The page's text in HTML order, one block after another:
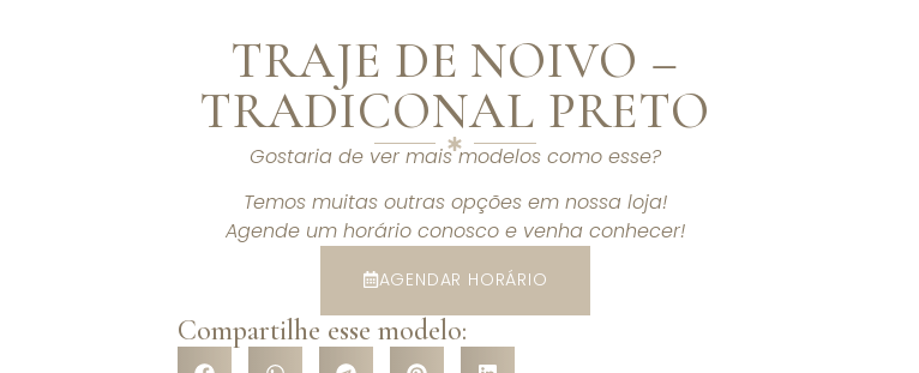
TRAJE DE NOIVO –
TRADICONAL PRETO
Gostaria de ver mais modelos como esse?
Temos muitas outras opções em nossa loja!
Agende um horário conosco e venha conhecer!
AGENDAR HORÁRIO
Compartilhe esse modelo: